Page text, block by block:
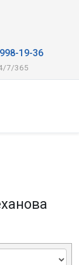
19-36
7/365